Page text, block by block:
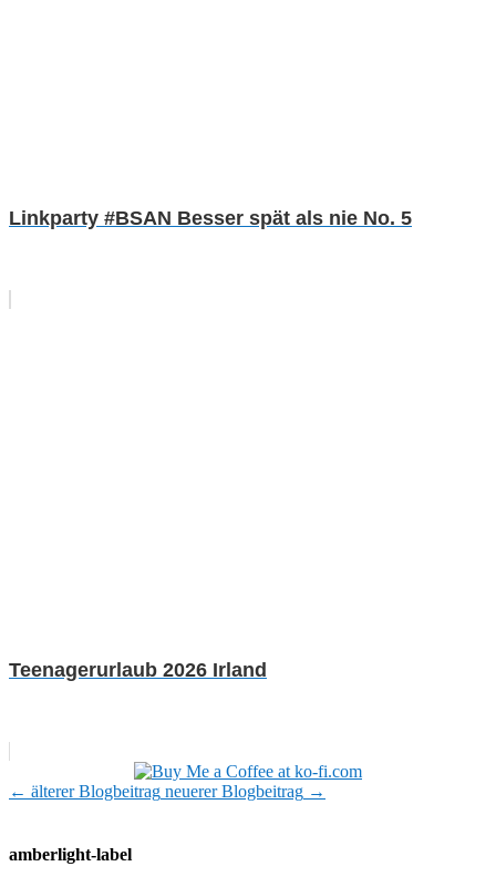
Linkparty #BSAN Besser spät als nie No. 5
Teenagerurlaub 2026 Irland
← älterer Blogbeitrag neuerer Blogbeitrag →
amberlight-label